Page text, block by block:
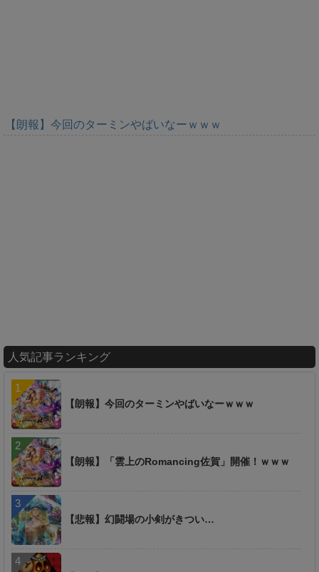
【朗報】今回のターミンやばいなーｗｗｗ
人気記事ランキング
【朗報】今回のターミンやばいなーｗｗｗ
【朗報】「雲上のRomancing佐賀」開催！ｗｗｗ
【悲報】幻闘場の小剣がきつい…